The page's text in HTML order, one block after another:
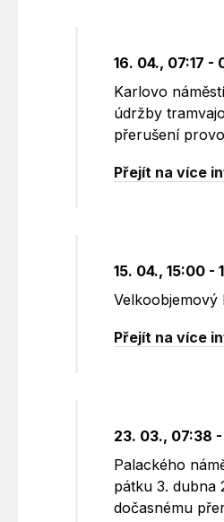
16. 04., 07:17 -
Karlovo
údržby
přerušení
Přejít na více
15. 04., 15:00 -
Přejít na více
23. 03., 07:38 -
Palackého
pátku 3. dubna
dočasnému